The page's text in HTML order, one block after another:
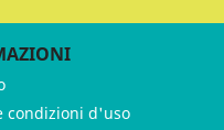
condizioni d'uso